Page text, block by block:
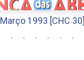
Março 1993 [CHC 30]